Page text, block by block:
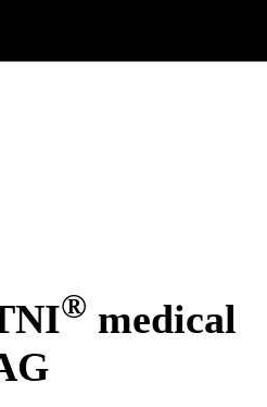
® medical